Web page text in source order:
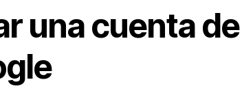
una cuenta de